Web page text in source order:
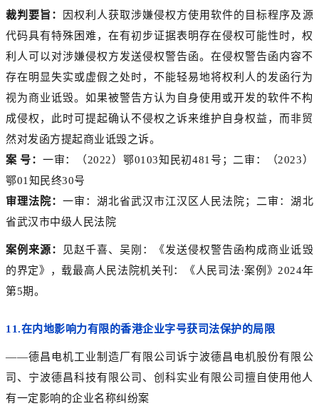
裁判要旨：
因权利人获取涉嫌侵权方使用软件的目标程序及源
代码具有特殊困难，在有初步证据表明存在侵权可能性时，权
利人可以对涉嫌侵权方发送侵权警告函。在侵权警告函内容不
存在明显失实或虚假之处时，不能轻易地将权利人的发函行为
视为商业诋毁。如果被警告方认为自身使用或开发的软件不构
成侵权，此时可提起确认不侵权之诉来维护自身权益，而非贸
然对发函方提起商业诋毁之诉。
案 号： 一审：（2022）鄂0103知民初481号；二审：（2023）
鄂01知民终30号
审理法院：一审：湖北省武汉市江汉区人民法院；二审：湖北
省武汉市中级人民法院
案例来源：
见赵千喜、吴刚：《发送侵权警告函构成商业诋毁
的界定》，载最高人民法院机关刊：《人民司法·案例》2024年
第5期。
11.在内地影响力有限的香港企业字号获司法保护的局限
——德昌电机工业制造厂有限公司诉宁波德昌电机股份有限公
司、宁波德昌科技有限公司、创科实业有限公司擅自使用他人
有一定影响的企业名称纠纷案